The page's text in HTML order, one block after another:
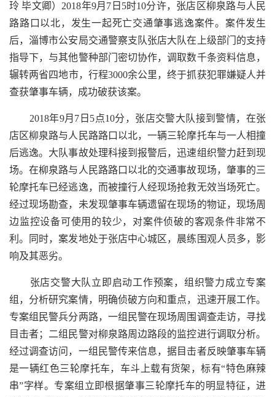
玲 毕文卿）2018年9月7日5时10分许，张店区柳泉路与人民
路路口以北，发生一起死亡交通肇事逃逸案件。案件发生
后，淄博市公安局交通警察支队张店大队在上级部门的支持
指导下，与其他警种部门密切协作，调取数千条资料信息，
辗转两省四地市，行程3000余公里，终于抓获犯罪嫌疑人并
查获肇事车辆，成功破获该案。
2018年9月7日5点10分，张店交警大队接到警情，在张
店区柳泉路与人民路路口以北，一辆三轮摩托车与一人相撞
后逃逸。大队事故处理科接到报警后，迅速组织警力赶到现
场。在柳泉路与人民路路口以北的交通事故现场，肇事的三
轮摩托车已经逃逸，而被撞行人经现场抢救无效当场死亡。
经过现场勘查，未发现肇事车辆遗留在现场的物证，现场周
边监控设备可使用的较少，对案件侦破的客观条件非常不
利。同时，案发地处于张店中心城区，晨练围观人员多，影
响及其恶劣。
张店交警大队立即启动工作预案，组织警力成立专案
组，分析研究案情，明确侦破方向和重点，迅速开展工作。
专案组民警兵分两路，一组民警在现场周围调查走访，寻找
目击者；二组民警对柳泉路周边路段的监控进行调取分析。
经过调查访问，一组民警传来信息，据目击者反映肇事车辆
是一辆红色三轮摩托车，车斗上载有货架，标有“特色麻辣
串”字样。专案组立即根据肇事三轮摩托车的明显特征，进